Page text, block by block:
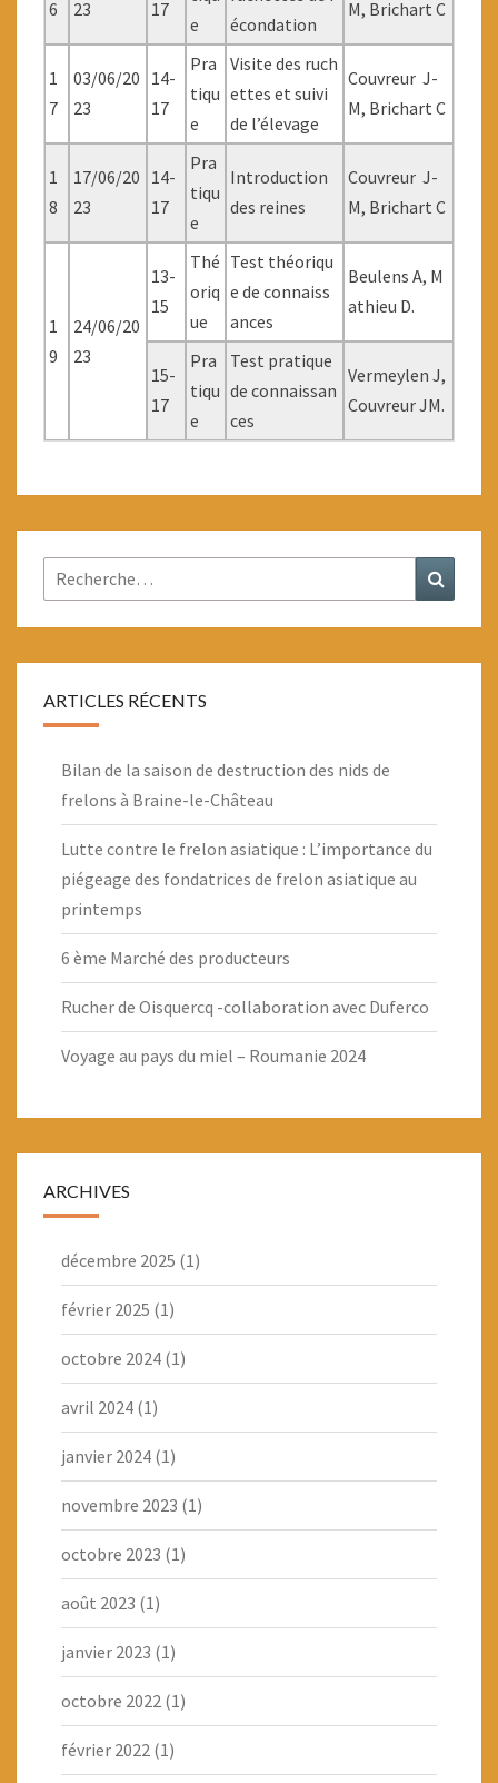
6 23 17
e
écondation
M, Brichart C
1
7
03/06/20
23
14-
17
Pra
tiqu
e
Visite des ruch
ettes et suivi
de l’élevage
Couvreur J-
M, Brichart C
1
8
17/06/20
23
14-
17
Pra
tiqu
e
Introduction
des reines
Couvreur J-
M, Brichart C
1
9
24/06/20
23
13-
15
Thé
oriq
ue
Test théoriqu
e de connaiss
ances
Beulens A, M
athieu D.
15-
17
Pra
tiqu
e
Test pratique
de connaissan
ces
Vermeylen J,
Couvreur JM.
Rechercher :
ARTICLES RÉCENTS
Bilan de la saison de destruction des nids de
frelons à Braine-le-Château
Lutte contre le frelon asiatique : L’importance du
piégeage des fondatrices de frelon asiatique au
printemps
6 ème Marché des producteurs
Rucher de Oisquercq -collaboration avec Duferco
Voyage au pays du miel – Roumanie 2024
ARCHIVES
décembre 2025 (1)
février 2025 (1)
octobre 2024 (1)
avril 2024 (1)
janvier 2024 (1)
novembre 2023 (1)
octobre 2023 (1)
août 2023 (1)
janvier 2023 (1)
octobre 2022 (1)
février 2022 (1)